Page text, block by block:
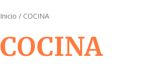
Inicio / COCINA
COCINA